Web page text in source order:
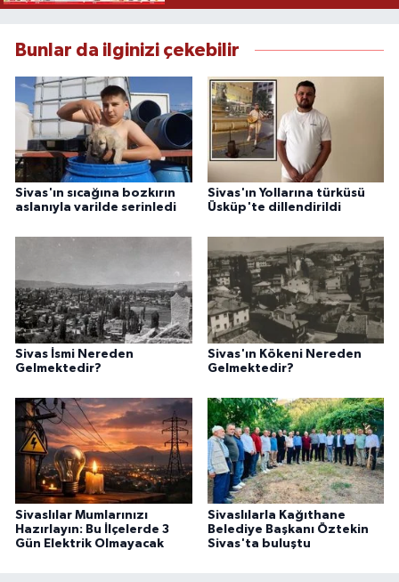
Bunlar da ilginizi çekebilir
Sivas'ın sıcağına bozkırın
aslanıyla varilde serinledi
Sivas'ın Yollarına türküsü
Üsküp'te dillendirildi
Sivas İsmi Nereden
Gelmektedir?
Sivas'ın Kökeni Nereden
Gelmektedir?
Sivaslılar Mumlarınızı
Hazırlayın: Bu İlçelerde 3
Gün Elektrik Olmayacak
Sivaslılarla Kağıthane
Belediye Başkanı Öztekin
Sivas'ta buluştu